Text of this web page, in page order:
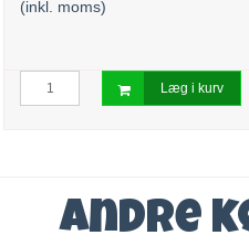
(inkl. moms)
Læg i kurv
Andre